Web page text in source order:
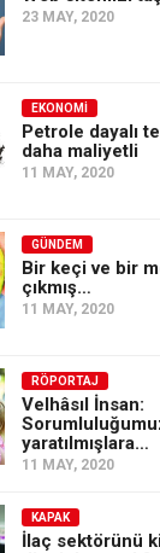
23 MAY, 2020
EKONOMI
Petrole dayalı
daha maliyetli
11 MAY, 2020
GÜNDEM
Bir keçi ve bir
çıkmış…
11 MAY, 2020
RÖPORTAJ
Velhâsıl İnsan:
yaratılmışlara…
11 MAY, 2020
KAPAK
İlaç sektörünü